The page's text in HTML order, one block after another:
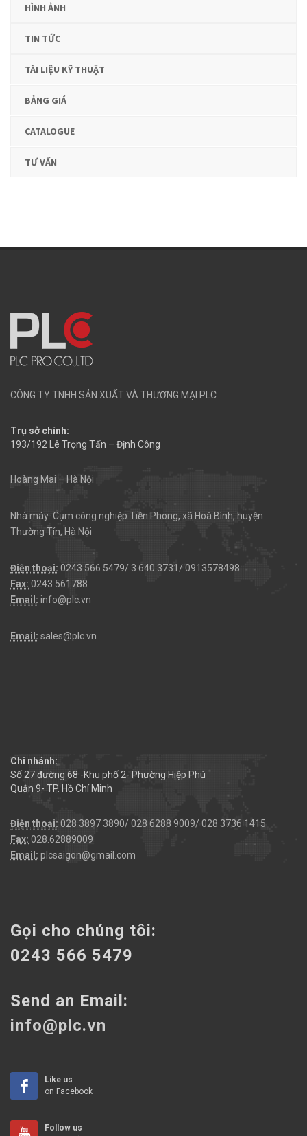
HÌNH ẢNH
TIN TỨC
TÀI LIỆU KỸ THUẬT
BẢNG GIÁ
CATALOGUE
TƯ VẤN
CÔNG TY TNHH SẢN XUẤT VÀ THƯƠNG MẠI PLC
Trụ sở chính:
193/192 Lê Trọng Tấn – Định Công
Hoàng Mai – Hà Nội
Nhà máy: Cụm công nghiệp Tiền Phong, xã Hoà Bình, huyện
Thường Tín, Hà Nội
Điện thoại: 0243 566 5479/ 3 640 3731/ 0913578498
Fax: 0243 561788
Email: info@plc.vn
Email: sales@plc.vn
Chi nhánh:
Số 27 đường 68 -Khu phố 2- Phường Hiệp Phú
Quận 9- TP. Hồ Chí Minh
Điện thoại: 028 3897 3890/ 028 6288 9009/ 028 3736 1415
Fax: 028.62889009
Email: plcsaigon@gmail.com
Gọi cho chúng tôi:
0243 566 5479
Send an Email:
info@plc.vn
Like us
on Facebook
Follow us